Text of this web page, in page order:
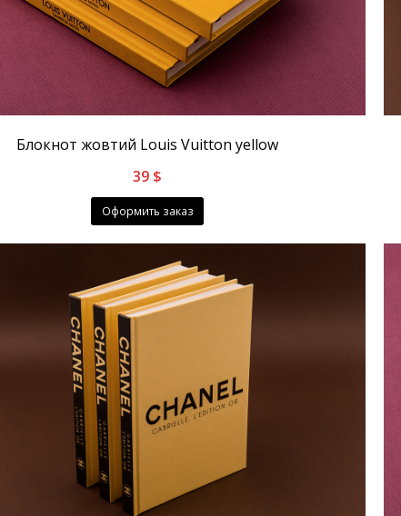
Блокнот жовтий Louis Vuitton yellow
39 $
Оформить заказ